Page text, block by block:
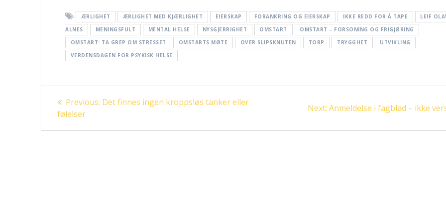
ÆRLIGHET ÆRLIGHET MED KJÆRLIGHET EIERSKAP FORANKRING OG EIERSKAP IKKE REDD FOR Å TAPE
LEIF
ALNES
MENINGSFULT MENTAL HELSE NYSGJERRIGHET OMSTART
OMSTART – FORSONING OG FRIGJØRING
OMSTART: TA GREP OM STRESSET
OMSTARTS MØTE OVER SLIPSKNUTEN TORP TRYGGHET
UTVIKLING
VERDENSDAGEN FOR PSYKISK HELSE
Innleggsnavigasjon
Previous: Previous
Det finnes ingen kroppsløs tanker eller
følelser
Next: Next
Anmeldelse i fagblad – ikke